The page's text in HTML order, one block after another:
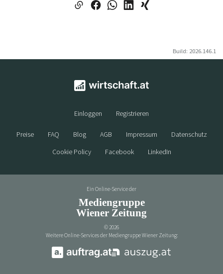
Build: 2026.146.1
Einloggen Registrieren
Preise FAQ Blog AGB Impressum
Datenschutz
Cookie Policy
Facebook LinkedIn
Ein Online-Service der
Mediengruppe
Wiener Zeitung
© 2026
Weitere Online-Services der Mediengruppe Wiener Zeitung: